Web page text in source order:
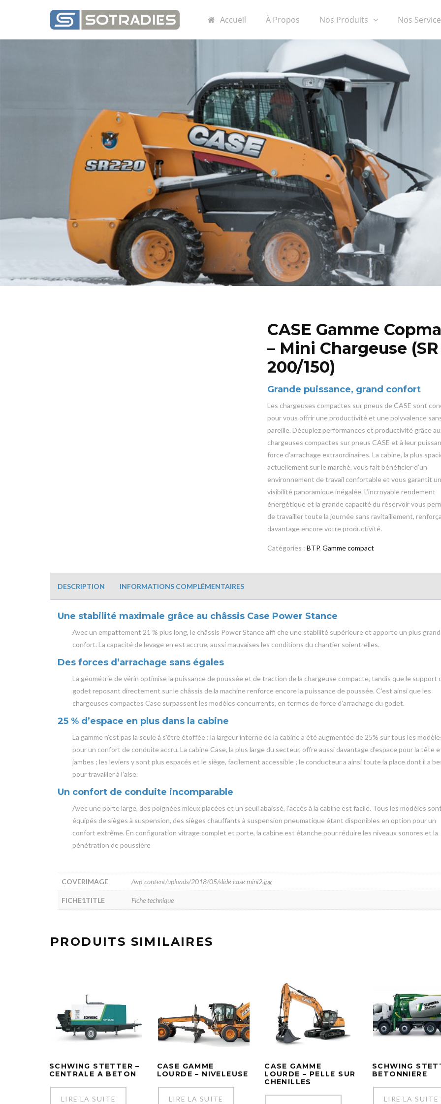
Accueil À Propos Nos Produits Nos
CASE Gamme
– Mini Chargeuse (SR
200/150)
Grande puissance, grand confort
Les chargeuses compactes sur pneus de CASE sont
pour vous offrir une productivité et une polyvalence
pareille. Décuplez performances et productivité grâce
chargeuses compactes sur pneus CASE et à leur
force d’arrachage extraordinaires. La cabine, la plus
actuellement sur le marché, vous fait bénéficier d’un
environnement de travail confortable et vous garantit
visibilité panoramique inégalée. L’incroyable rendement
énergétique et la grande capacité du réservoir vous
de travailler toute la journée sans ravitaillement,
davantage encore votre productivité.
Catégories : BTP, Gamme compact
DESCRIPTION INFORMATIONS COMPLÉMENTAIRES
Une stabilité maximale grâce au châssis Case Power Stance
Avec un empattement 21 % plus long, le châssis Power Stance affi che une stabilité supérieure et apporte un plus grand
confort. La capacité de levage en est accrue, aussi mauvaises les conditions du chantier soient-elles.
Des forces d’arrachage sans égales
La géométrie de vérin optimise la puissance de poussée et de traction de la chargeuse compacte, tandis que le support
godet reposant directement sur le châssis de la machine renforce encore la puissance de poussée. C’est ainsi que les
chargeuses compactes Case surpassent les modèles concurrents, en termes de force d’arrachage du godet.
25 % d’espace en plus dans la cabine
La gamme n’est pas la seule à s’être étoffée : la largeur interne de la cabine a été augmentée de 25% sur tous les
pour un confort de conduite accru. La cabine Case, la plus large du secteur, offre aussi davantage d’espace pour la tête
jambes ; les leviers y sont plus espacés et le siège, facilement accessible ; le conducteur a ainsi toute la place dont il a
pour travailler à l’aise.
Un confort de conduite incomparable
Avec une porte large, des poignées mieux placées et un seuil abaissé, l’accès à la cabine est facile. Tous les modèles sont
équipés de sièges à suspension, des sièges chauffants à suspension pneumatique étant disponibles en option pour un
confort extrême. En configuration vitrage complet et porte, la cabine est étanche pour réduire les niveaux sonores et la
pénétration de poussière
COVERIMAGE /wp-content/uploads/2018/05/slide-case-mini2.jpg
FICHE1TITLE Fiche technique
PRODUITS SIMILAIRES
SCHWING STETTER –
CENTRALE A BETON
LIRE LA SUITE
CASE GAMME
LOURDE – NIVELEUSE
LIRE LA SUITE
CASE GAMME
LOURDE – PELLE SUR
CHENILLES
SCHWING
BETONNIERE
LIRE LA SUITE
A PROPOS DE NOUS
manutention et pièces de rechange.
sotradies@utic.com.tn
Lun - Vend: 8:00 - 12:30 / 13:00 - 17h
Mentions Légales